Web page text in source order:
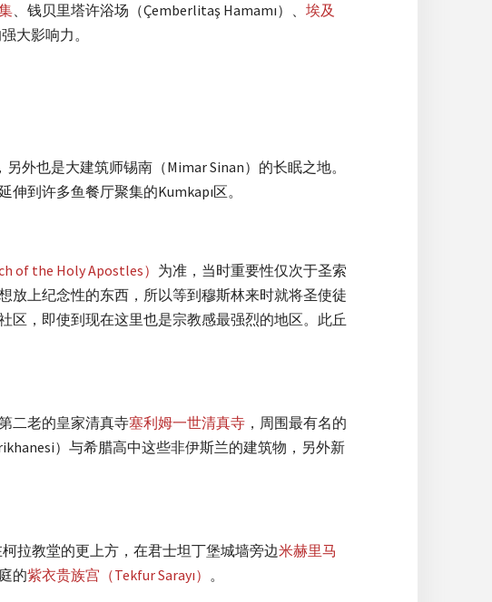
、钱贝里塔许浴场（Çemberlitaş Hamamı）、 埃及
大影响力。
外也是大建筑师锡南（Mimar Sinan）的长眠之地。
伸到许多鱼餐厅聚集的Kumkapı区。
of the Holy Apostles） 为准，当时重要性仅次于圣索
放上纪念性的东西，所以等到穆斯林来时就将圣使徒
区，即使到现在这里也是宗教感最强烈的地区。此丘
二老的皇家清真寺塞利姆一世清真寺 ，周围最有名的
）与希腊高中这些非伊斯兰的建筑物，另外新
拉教堂的更上方，在君士坦丁堡城墙旁边米赫里马
的紫衣贵族宫（Tekfur Sarayı） 。